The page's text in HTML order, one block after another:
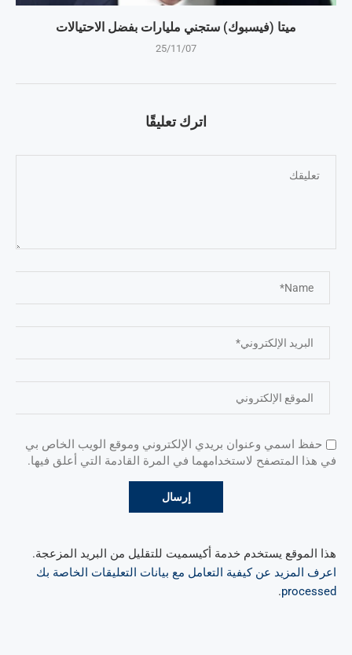
ميتا (فيسبوك) ستجني مليارات بفضل الاحتيالات
25/11/07
اترك تعليقًا
حفظ اسمي وعنوان بريدي الإلكتروني وموقع الويب الخاص بي
في هذا المتصفح لاستخدامهما في المرة القادمة التي أعلق فيها.
هذا الموقع يستخدم خدمة أكيسميت للتقليل من البريد المزعجة.
اعرف المزيد عن كيفية التعامل مع بيانات التعليقات الخاصة بك
processed
.